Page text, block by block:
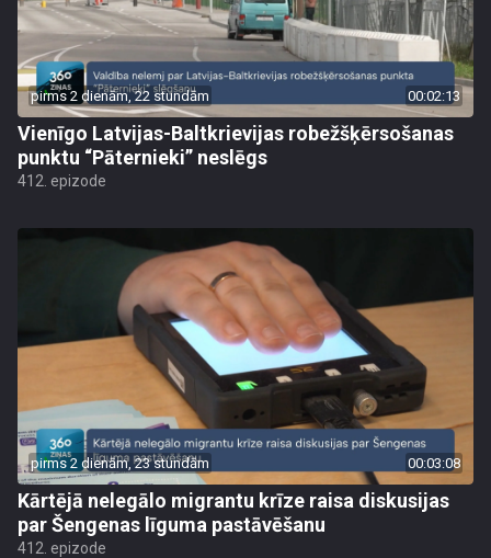
pirms 2 dienām, 22 stundām 00:02:13
Vienīgo Latvijas-Baltkrievijas robežšķērsošanas
punktu “Pāternieki” neslēgs
412. epizode
pirms 2 dienām, 23 stundām 00:03:08
Kārtējā nelegālo migrantu krīze raisa diskusijas
par Šengenas līguma pastāvēšanu
412. epizode